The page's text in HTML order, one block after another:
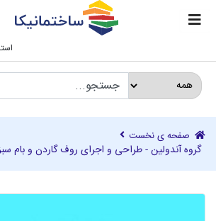
صفحه ی نخست
گروه آندولین - طراحی و اجرای روف گاردن و بام